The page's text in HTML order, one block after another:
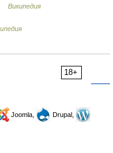
Википедия
18+
Joomla,
Drupal,